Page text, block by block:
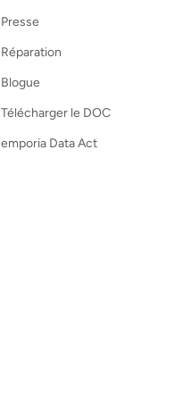
Presse
Réparation
Blogue
Télécharger le DOC
emporia Data Act